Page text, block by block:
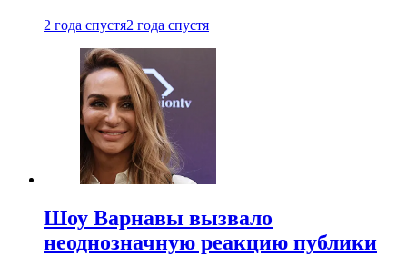
2 года спустя2 года спустя
Шоу Варнавы вызвало
неоднозначную реакцию публики